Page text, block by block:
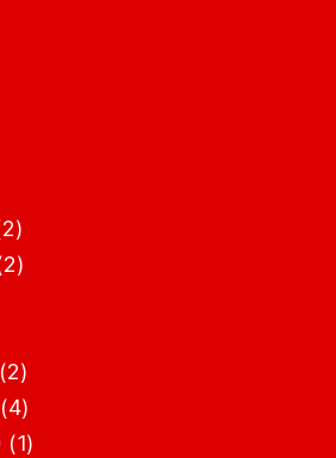
(2)
(4)
(1)